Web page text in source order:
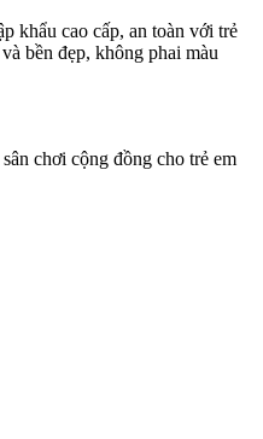
khẩu cao cấp, an toàn với trẻ
bền đẹp, không phai màu
chơi cộng đồng cho trẻ em